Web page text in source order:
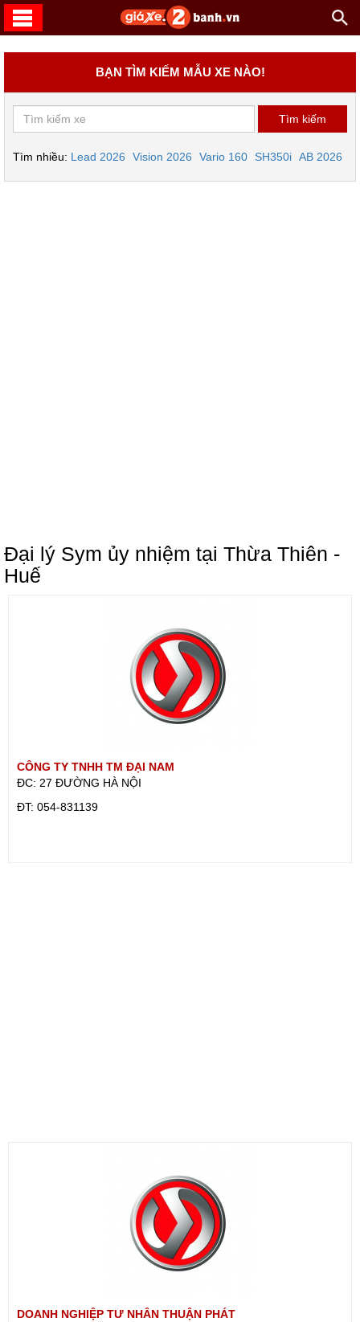
BẠN TÌM KIẾM MẪU XE NÀO!
Tìm nhiều: Lead 2026 Vision 2026 Vario 160 SH350i AB 2026
Đại lý Sym ủy nhiệm tại Thừa Thiên -
Huế
CÔNG TY TNHH TM ĐẠI NAM
ĐC: 27 ĐƯỜNG HÀ NỘI
ÐT: 054-831139
DOANH NGHIỆP TƯ NHÂN THUẬN PHÁT